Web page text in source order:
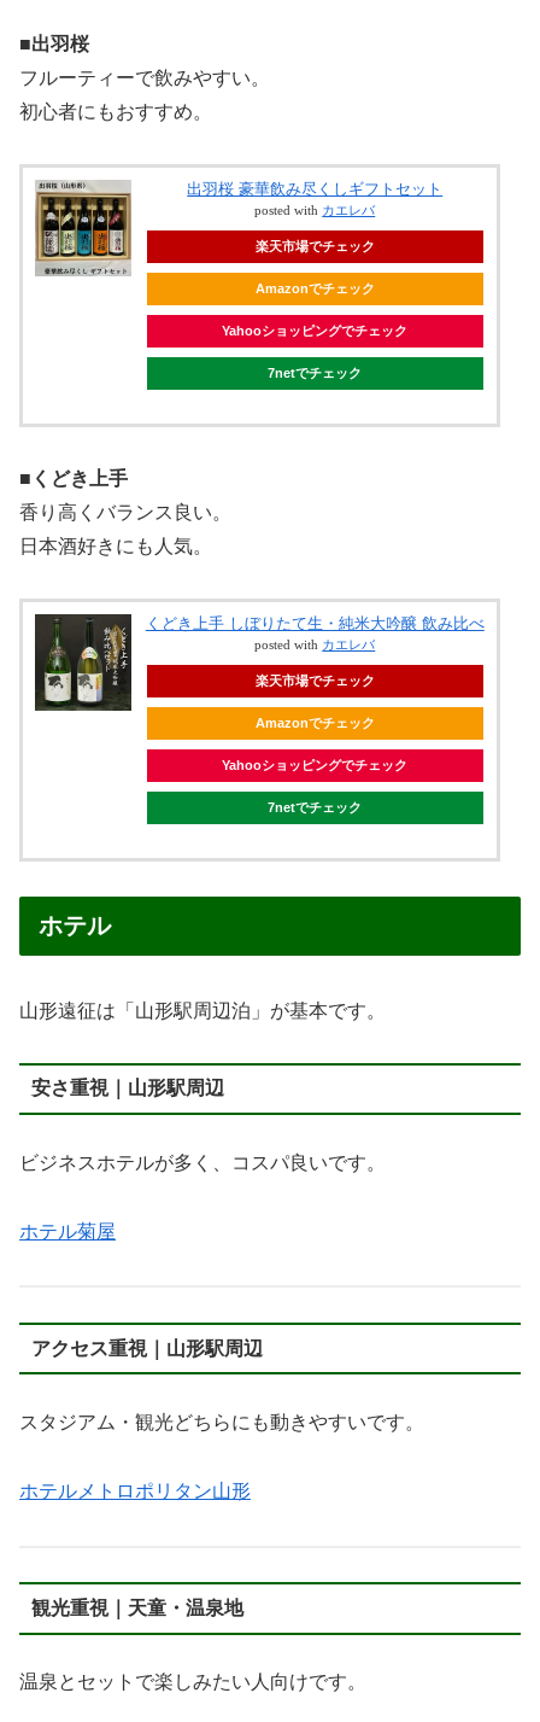
■出羽桜
フルーティーで飲みやすい。
初心者にもおすすめ。
出羽桜 豪華飲み尽くしギフトセット
posted with カエレバ
楽天市場でチェック
Amazonでチェック
Yahooショッピングでチェック
7netでチェック
■くどき上手
香り高くバランス良い。
日本酒好きにも人気。
くどき上手 しぼりたて生・純米大吟醸 飲み比べ
posted with カエレバ
楽天市場でチェック
Amazonでチェック
Yahooショッピングでチェック
7netでチェック
ホテル
山形遠征は「山形駅周辺泊」が基本です。
安さ重視｜山形駅周辺
ビジネスホテルが多く、コスパ良いです。
ホテル菊屋
アクセス重視｜山形駅周辺
スタジアム・観光どちらにも動きやすいです。
ホテルメトロポリタン山形
観光重視｜天童・温泉地
温泉とセットで楽しみたい人向けです。